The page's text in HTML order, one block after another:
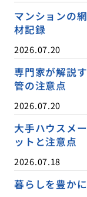
マンションの
材記録
2026.07.20
専門家が解説
管の注意点
2026.07.20
大手ハウスメ
ットと注意点
2026.07.18
暮らしを豊か